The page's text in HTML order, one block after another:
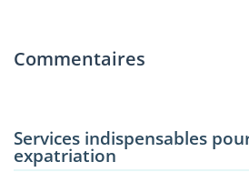
Commentaires
Services indispensables
expatriation